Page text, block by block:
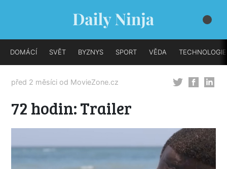
DOMÁCÍ SVĚT BYZNYS SPORT VĚDA TECHNOLOGIE
před 2 měsíci od MovieZone.cz
72 hodin: Trailer